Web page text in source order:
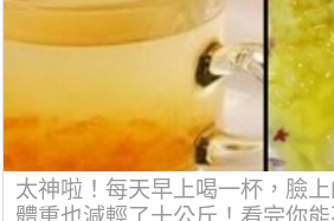
太神啦！每天早上喝一杯，臉